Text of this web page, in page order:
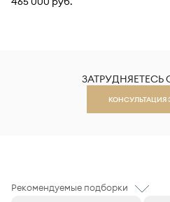
КОНСУЛЬТАЦИЯ
Рекомендуемые подборки